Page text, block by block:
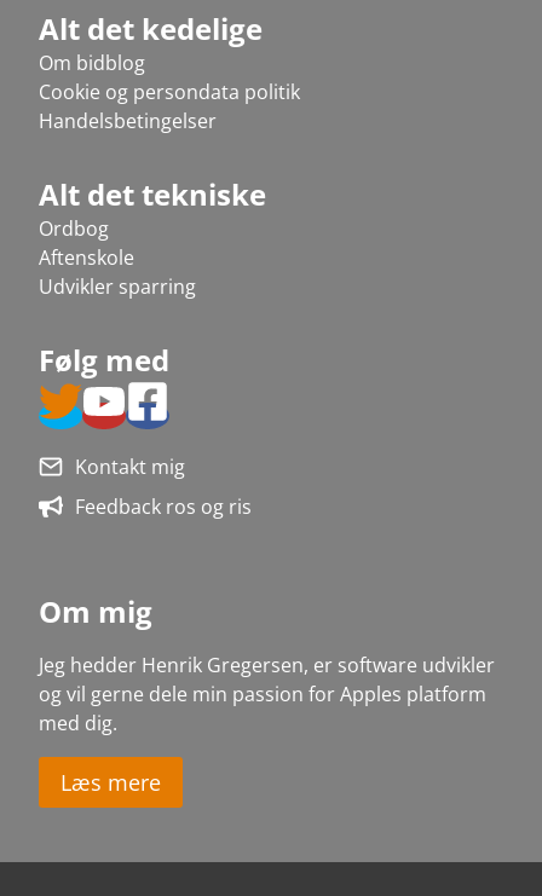
Alt det kedelige
Om bidblog
Cookie og persondata politik
Handelsbetingelser
Alt det tekniske
Ordbog
Aftenskole
Udvikler sparring
Følg med
Kontakt mig
Feedback ros og ris
Om mig
Jeg hedder Henrik Gregersen, er software udvikler
og vil gerne dele min passion for Apples platform
med dig.
Læs mere